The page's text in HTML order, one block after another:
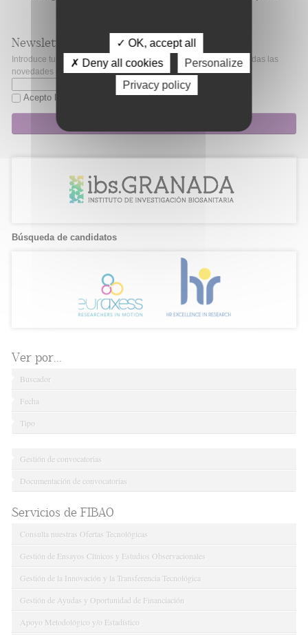
Newsletter
Introduce tu correo electrónico si quieres mantenerte al día de todas las
novedades de Fibao.
Acepto la política de privacidad
Búsqueda de candidatos
Ver por...
Buscador
Fecha
Tipo
Gestión de convocatorias
Documentación de convocatorias
Servicios de FIBAO
Consulta nuestras Ofertas Tecnológicas
Gestión de Ensayos Clínicos y Estudios Observacionales
Gestión de la Innovación y la Transferencia Tecnológica
Gestión de Ayudas y Oportunidad de Financiación
Apoyo Metodológico y/o Estadístico
✓ OK, accept all
✗ Deny all cookies
Personalize
Privacy policy